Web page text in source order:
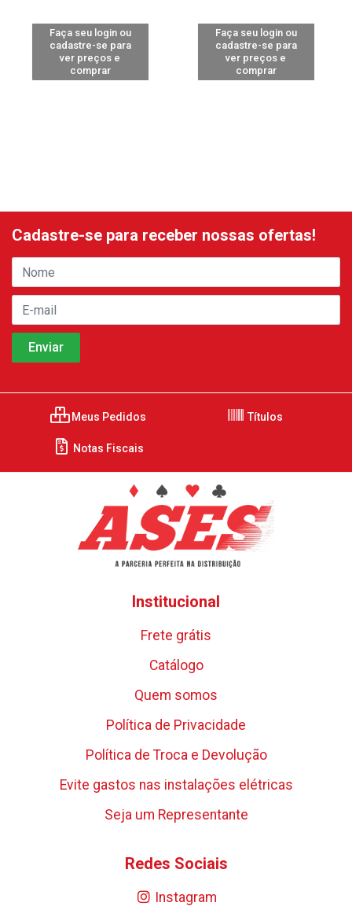
Faça seu login ou
cadastre-se para
ver preços e
comprar
Faça seu login ou
cadastre-se para
ver preços e
comprar
Cadastre-se para receber nossas ofertas!
Meus Pedidos Títulos
Notas Fiscais
Institucional
Frete grátis
Catálogo
Quem somos
Política de Privacidade
Política de Troca e Devolução
Evite gastos nas instalações elétricas
Seja um Representante
Redes Sociais
Instagram